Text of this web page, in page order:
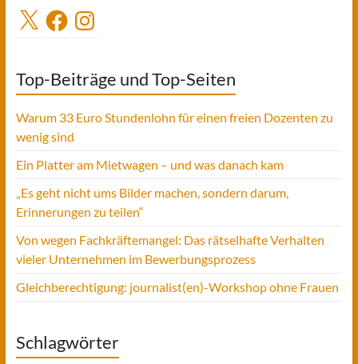
X FacebookInstagram
Top-Beiträge und Top-Seiten
Warum 33 Euro Stundenlohn für einen freien Dozenten zu
wenig sind
Ein Platter am Mietwagen – und was danach kam
„Es geht nicht ums Bilder machen, sondern darum,
Erinnerungen zu teilen“
Von wegen Fachkräftemangel: Das rätselhafte Verhalten
vieler Unternehmen im Bewerbungsprozess
Gleichberechtigung: journalist(en)-Workshop ohne Frauen
Schlagwörter